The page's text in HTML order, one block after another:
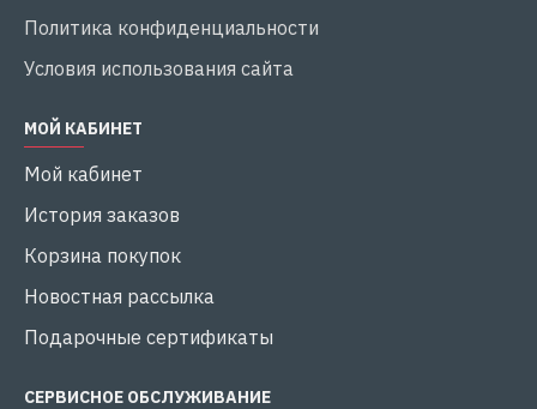
Политика конфиденциальности
Условия использования сайта
МОЙ КАБИНЕТ
Мой кабинет
История заказов
Корзина покупок
Новостная рассылка
Подарочные сертификаты
СЕРВИСНОЕ ОБСЛУЖИВАНИЕ